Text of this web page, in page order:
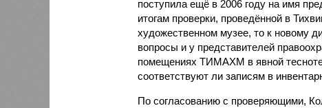
поступила ещё в 2006 году на имя
итогам проверки, проведённой в
художественном музее, то к новому
вопросы и у представителей
помещениях ТИМАХМ в явной
соответствуют ли записям в
По согласованию с проверяющими,